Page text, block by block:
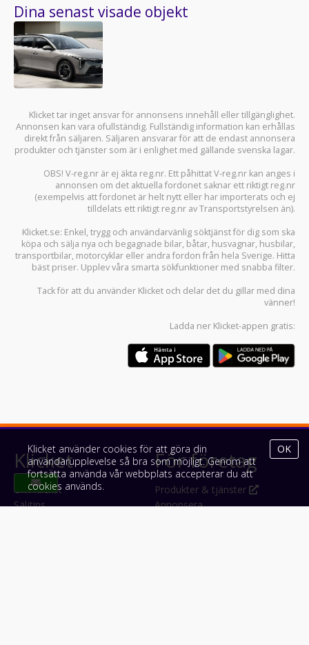
Dina senast visade objekt
Klicket tar inget ansvar för annonsens innehåll eller tillgänglighet.
Annonsen kan vara ofullständig. Fullständig information kan erhållas
direkt från säljaren. Säljaren ansvarar för att de endast annonsera
produkter och tjänster som är i enlighet med gällande svenska lagar.
OBS! V-reg.nr är ej äkta reg.nr. Ett påhittat V-reg.nr kan anges i
annonsen om det aktuella fordonet saknar ett riktigt reg.nr
(exempelvis att fordonet är helt nytt eller har importerats och ej
tilldelats ett riktigt reg.nr av Transportstyrelsen än).
Klicket.se: Enkel, trygg och användarvänlig söktjänst för dig som ska
köpa och sälja nya och begagnade bilar, båtar, husvagnar, husbilar,
transportbilar, motorcyklar eller andra fordon från hela Sverige. Hitta
bäst priser. Upplev våra smarta sökfunktioner med snabba filter.
Tack för att du använder Klicket och delar det du gillar med dina
vänner!
Ladda ner Klicket-appen gratis:
Klicket
Om Klicket
Säljtips
För företag
Produkter & tjänster
Annonsera
Klicket använder cookies för att göra din
användarupplevelse så bra som möjligt. Genom att
fortsätta använda vår webbplats accepterar du att
cookies används.
OK